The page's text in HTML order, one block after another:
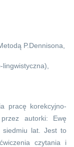
P.Dennisona,
pracę korekcyjno-
autorki: Ewę
siedmiu lat. Jest to
czytania i